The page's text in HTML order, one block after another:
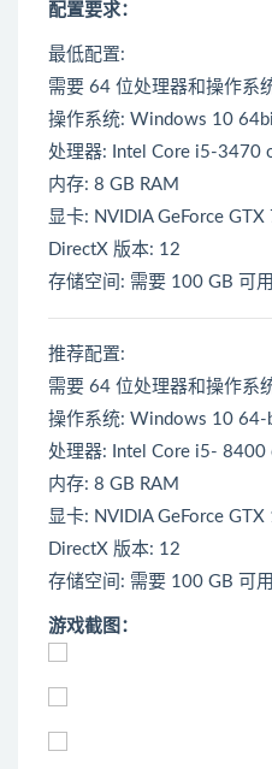
配置要求：
最低配置:
需要 64 位处理器和操作系
操作系统: Windows 10
处理器: Intel Core i5-3470
内存: 8 GB RAM
显卡: NVIDIA GeForce
DirectX 版本: 12
存储空间: 需要 100 GB 可
推荐配置:
需要 64 位处理器和操作系
操作系统: Windows 10 64-
处理器: Intel Core i5-
内存: 8 GB RAM
显卡: NVIDIA GeForce
DirectX 版本: 12
存储空间: 需要 100 GB 可
游戏截图：